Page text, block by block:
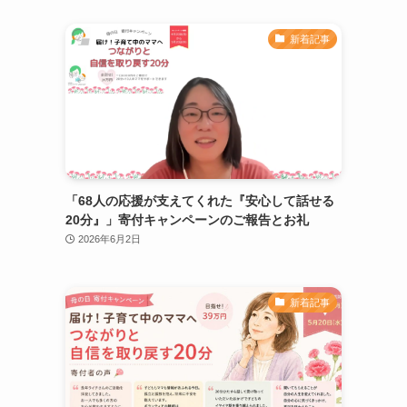
新着記事
「68人の応援が支えてくれた『安心して話せる
20分』」寄付キャンペーンのご報告とお礼
2026年6月2日
新着記事